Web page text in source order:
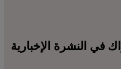
في النشرة الإخبارية